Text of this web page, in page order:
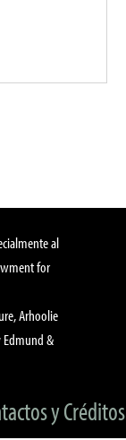
al
for
Arhoolie
Edmund &
y Créditos